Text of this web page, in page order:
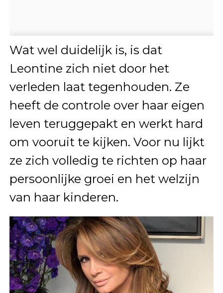
Wat wel duidelijk is, is dat
Leontine zich niet door het
verleden laat tegenhouden. Ze
heeft de controle over haar eigen
leven teruggepakt en werkt hard
om vooruit te kijken. Voor nu lijkt
ze zich volledig te richten op haar
persoonlijke groei en het welzijn
van haar kinderen.